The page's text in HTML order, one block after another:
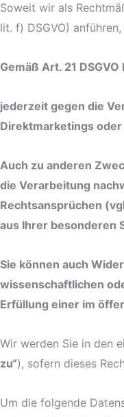
Soweit wir als
lit. f) DSGVO)
Gemäß Art. 21
jederzeit gegen die
Direktmarketings
Auch zu anderen
die Verarbeitung
Rechtsansprüchen
aus Ihrer besonderen
Sie können auch
wissenschaftlichen
Erfüllung einer im
Wir werden Sie in den
zu“), sofern dieses
Um die folgende